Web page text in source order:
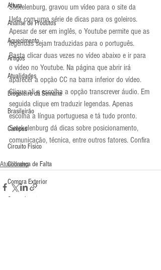
Altura
Análise de Produtos
Aquecimento
Artigos
Atualidades
Blogoleiro da Semana
Brasileirão
Campus
Circuito Físico
Cobrança de Falta
Compra Exterior
Comunicação
Stekelenburg, gravou um vídeo para o site da
Uefa com uma série de dicas para os goleiros.
Apesar de ser em inglês, o Youtube permite que as
legendas sejam traduzidas para o português.
Basta clicar duas vezes no vídeo abaixo e ir para
o vídeo no Youtube. Na página que abrir irá
aparecer a opção CC na barra inferior do vídeo.
Clique ali e escolha a opção transcrever áudio. Em
seguida clique em traduzir legendas. Apenas
escolha a língua portuguesa e tá tudo pronto.
Setekelenburg dá dicas sobre posicionamento,
comunicação, técnica, entre outros fatores. Confira
Atualidades